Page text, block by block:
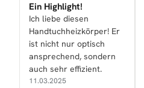
Ein Highlight!
Ich liebe diesen
Handtuchheizkörper! Er
ist nicht nur optisch
ansprechend, sondern
auch sehr effizient.
11.03.2025